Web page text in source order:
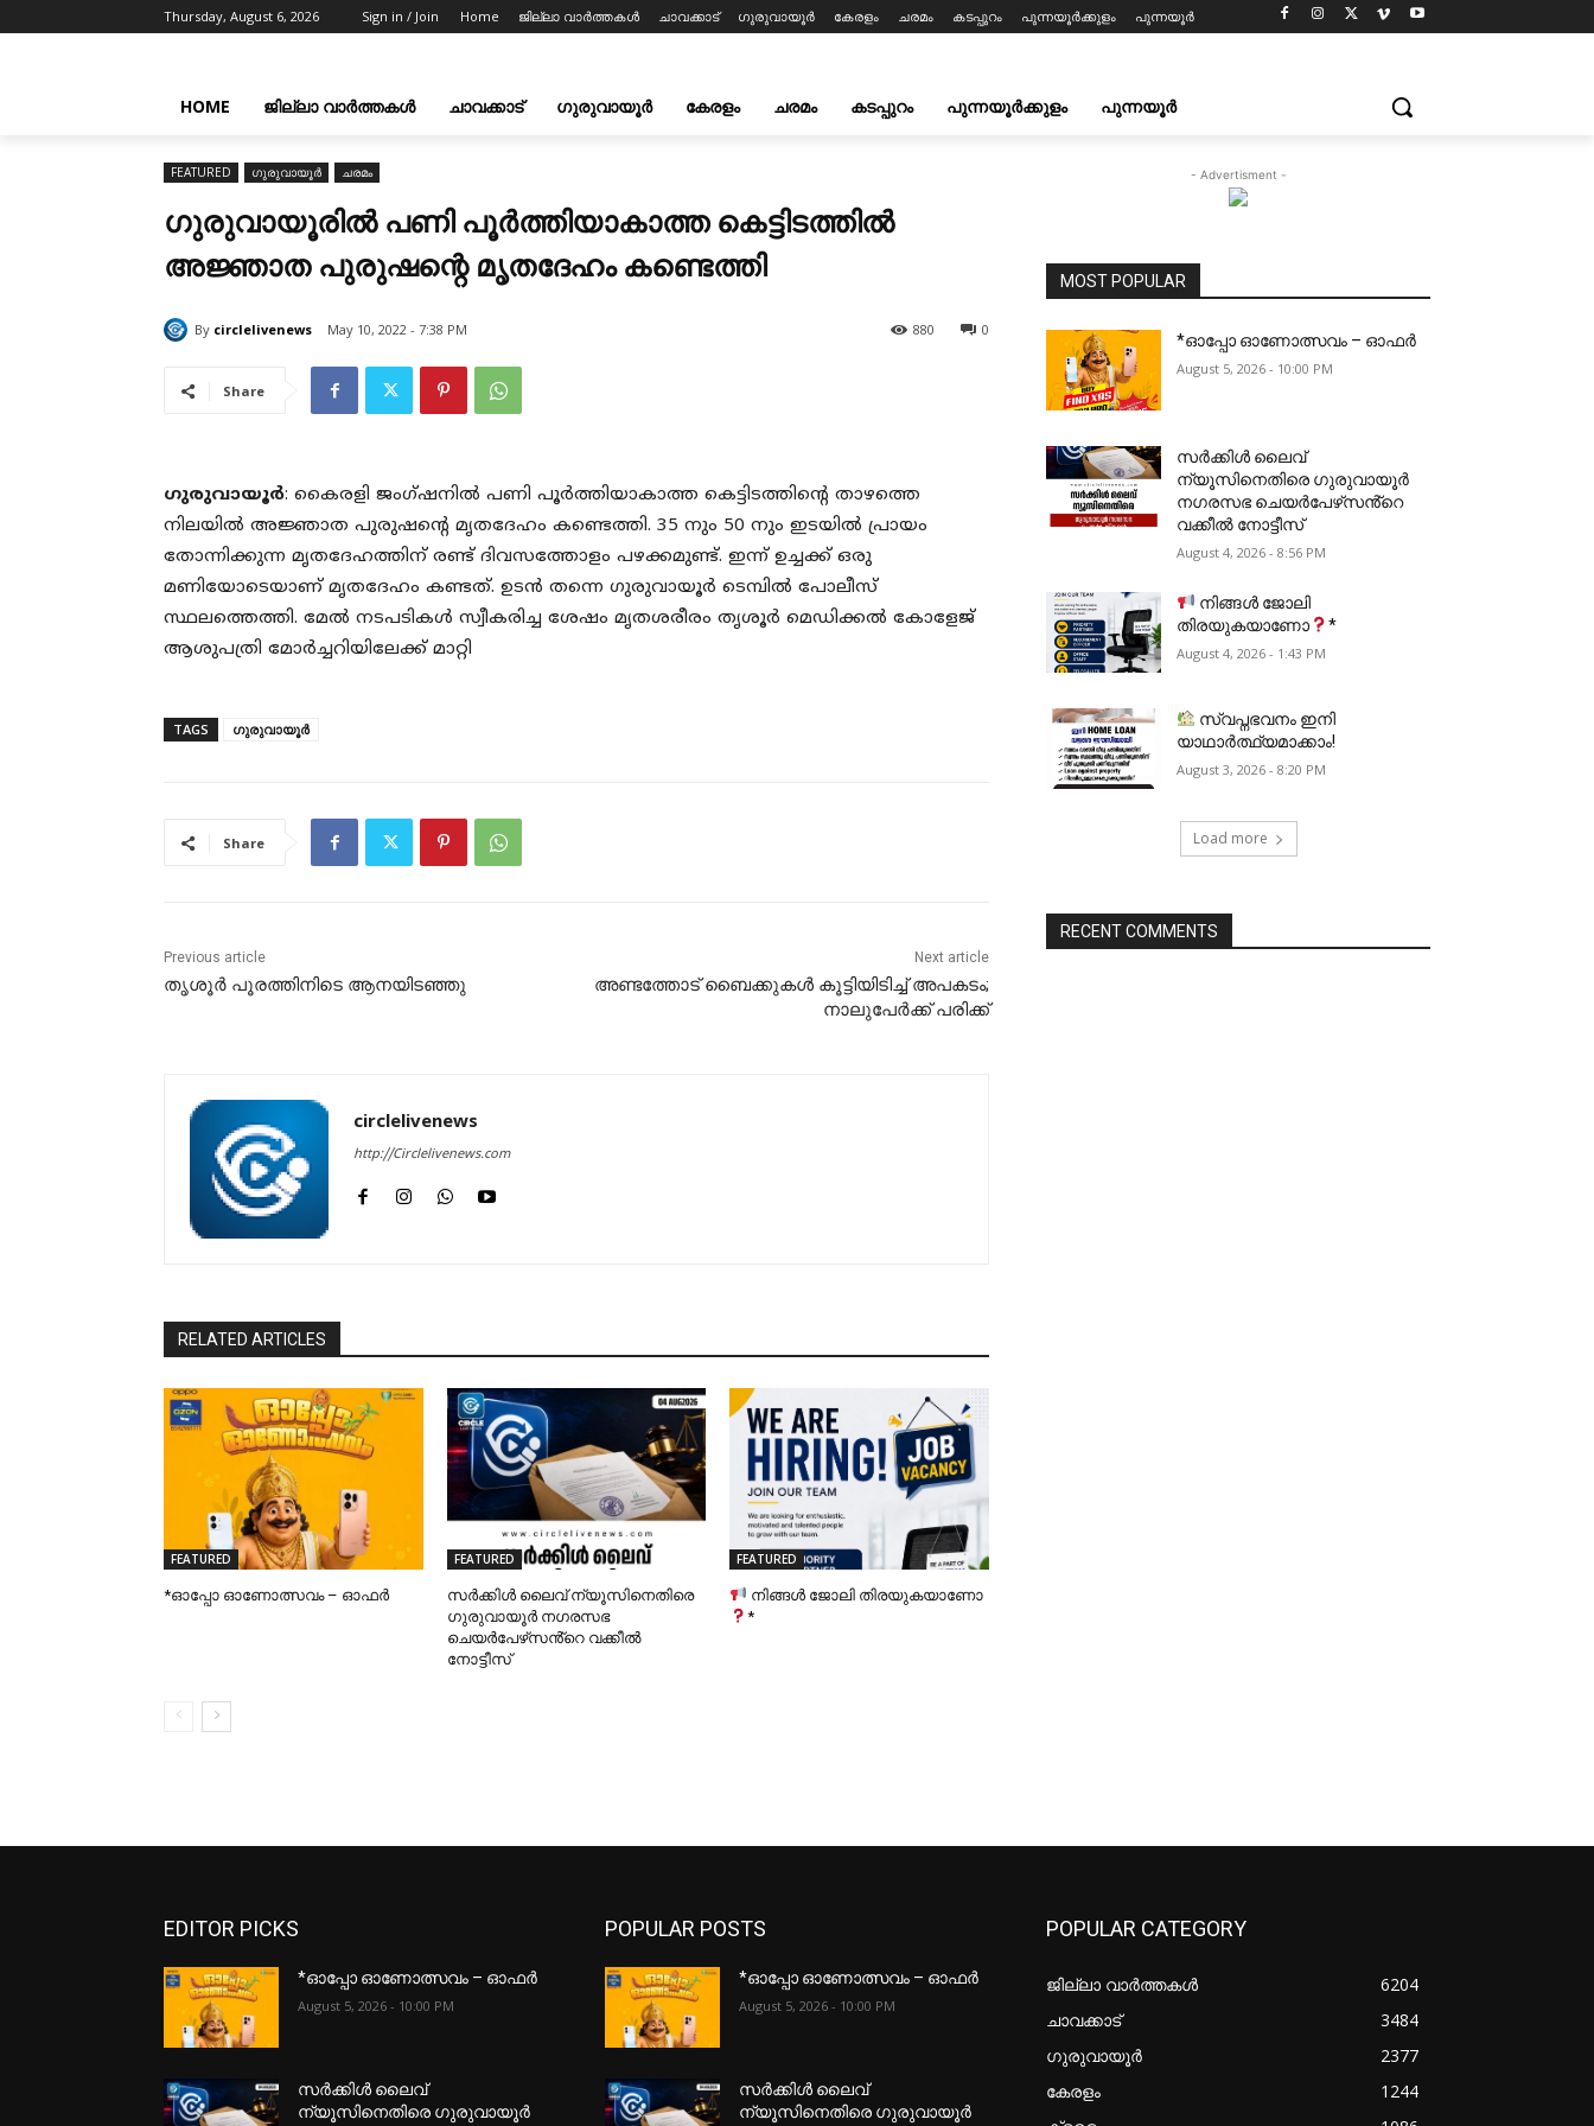
Thursday, August 6, 2026 Sign in / Join Home ജില്ലാ വാർത്തകൾ ചാവക്കാട് ഗുരുവായൂർ കേരളം ചരമം കടപ്പുറം പുന്നയൂർക്കുളം പുന്നയൂർ
HOME ജില്ലാ വാർത്തകൾ ചാവക്കാട് ഗുരുവായൂർ കേരളം ചരമം കടപ്പുറം പുന്നയൂർക്കുളം പുന്നയൂർ
FEATURED ഗുരുവായൂർ ചരമം
ഗുരുവായൂരിൽ പണി പൂർത്തിയാകാത്ത കെട്ടിടത്തിൽ
അജ്ഞാത പുരുഷന്റെ മൃതദേഹം കണ്ടെത്തി
By circlelivenews May 10, 2022 - 7:38 PM 0
880
Share
ഗുരുവായൂർ: കൈരളി ജംഗ്ഷനിൽ പണി പൂർത്തിയാകാത്ത കെട്ടിടത്തിന്റെ താഴത്തെ
നിലയിൽ അജ്ഞാത പുരുഷന്റെ മൃതദേഹം കണ്ടെത്തി. 35 നും 50 നും ഇടയിൽ പ്രായം
തോന്നിക്കുന്ന മൃതദേഹത്തിന് രണ്ട് ദിവസത്തോളം പഴക്കമുണ്ട്. ഇന്ന് ഉച്ചക്ക് ഒരു
മണിയോടെയാണ് മൃതദേഹം കണ്ടത്. ഉടൻ തന്നെ ഗുരുവായൂർ ടെമ്പിൽ പോലീസ്
സ്ഥലത്തെത്തി. മേൽ നടപടികൾ സ്വീകരിച്ച ശേഷം മൃതശരീരം തൃശൂർ മെഡിക്കൽ കോളേജ്
ആശുപത്രി മോർച്ചറിയിലേക്ക് മാറ്റി
TAGS ഗുരുവായൂർ
Share
Previous article
തൃശൂർ പൂരത്തിനിടെ ആനയിടഞ്ഞു
Next article
അണ്ടത്തോട് ബൈക്കുകൾ കൂട്ടിയിടിച്ച് അപകടം;
നാലുപേർക്ക് പരിക്ക്
circlelivenews
http://Circlelivenews.com
RELATED ARTICLES
FEATURED
*ഓപ്പോ ഓണോത്സവം – ഓഫർ
FEATURED
സർക്കിൾ ലൈവ് ന്യൂസിനെതിരെ
ഗുരുവായൂർ നഗരസഭ
ചെയർപേഴ്‌സൻ്റെ വക്കീൽ
നോട്ടീസ്
FEATURED
നിങ്ങൾ ജോലി തിരയുകയാണോ
*
- Advertisment -
MOST POPULAR
*ഓപ്പോ ഓണോത്സവം – ഓഫർ
August 5, 2026 - 10:00 PM
സർക്കിൾ ലൈവ്
ന്യൂസിനെതിരെ ഗുരുവായൂർ
നഗരസഭ ചെയർപേഴ്‌സൻ്റെ
വക്കീൽ നോട്ടീസ്
August 4, 2026 - 8:56 PM
നിങ്ങൾ ജോലി
തിരയുകയാണോ
*
August 4, 2026 - 1:43 PM
സ്വപ്നഭവനം ഇനി
യാഥാർത്ഥ്യമാക്കാം!
August 3, 2026 - 8:20 PM
Load more
RECENT COMMENTS
EDITOR PICKS
*ഓപ്പോ ഓണോത്സവം – ഓഫർ
August 5, 2026 - 10:00 PM
സർക്കിൾ ലൈവ്
ന്യൂസിനെതിരെ ഗുരുവായൂർ
POPULAR POSTS
*ഓപ്പോ ഓണോത്സവം – ഓഫർ
August 5, 2026 - 10:00 PM
സർക്കിൾ ലൈവ്
ന്യൂസിനെതിരെ ഗുരുവായൂർ
POPULAR CATEGORY
ജില്ലാ വാർത്തകൾ
6204
ചാവക്കാട്
3484
ഗുരുവായൂർ
2377
കേരളം
1244